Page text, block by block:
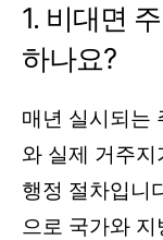
1. 비대면
하나요?
매년 실시되는
와 실제 거주
행정 절차입니
으로 국가와